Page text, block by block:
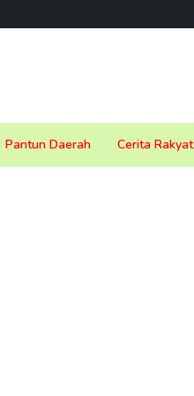
Pantun Daerah Cerita Rakyat